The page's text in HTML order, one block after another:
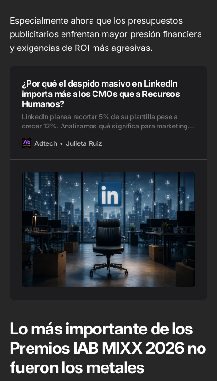
Especialmente ahora que los presupuestos
publicitarios enfrentan mayor presión financiera
y exigencias de ROI más agresivas.
¿Por qué el despido masivo en LinkedIn
importa más a los CMOs que a Recursos
Humanos?
LinkedIn planea recortar 5% de su plantilla pese a
crecer 12%. Analizamos qué significa para marketing
Adtech
Julieta Ruiz
Lo más importante de los
Premios IAB MIXX 2026 no
fueron los metales